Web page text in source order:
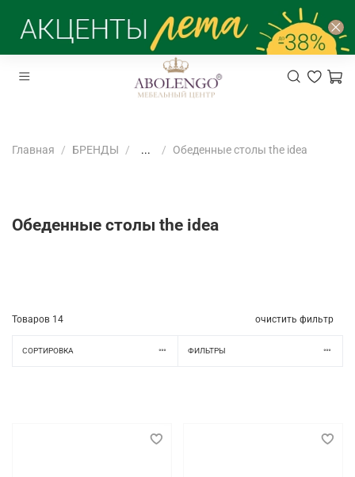
Главная БРЕНДЫ ... Обеденные столы the idea
Обеденные столы the idea
Товаров 14 очистить фильтр
СОРТИРОВКА ФИЛЬТРЫ